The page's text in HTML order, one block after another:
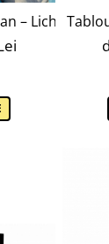
– Licheni